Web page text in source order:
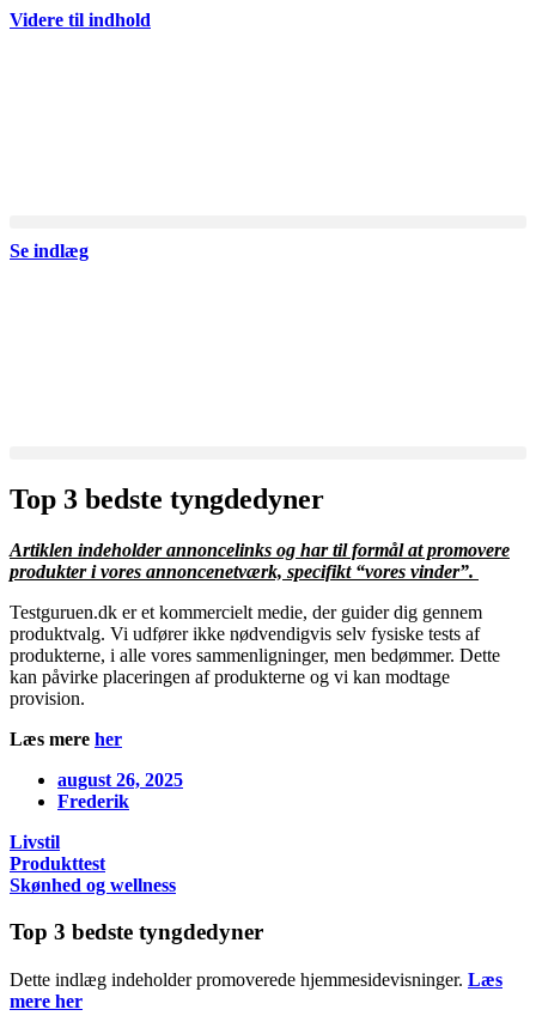
Videre til indhold
Se indlæg
Top 3 bedste tyngdedyner
Artiklen indeholder annoncelinks og har til formål at promovere
produkter i vores annoncenetværk, specifikt “vores vinder”.
⁦Testguruen.dk⁩ er et kommercielt medie, der guider dig gennem
produktvalg. Vi udfører ikke nødvendigvis selv fysiske tests af
produkterne, i alle vores sammenligninger, men bedømmer. Dette
kan påvirke placeringen af produkterne og vi kan modtage
provision.
Læs mere her
august 26, 2025
Frederik
Livstil
Produkttest
Skønhed og wellness
Top 3 bedste tyngdedyner
Dette indlæg indeholder promoverede hjemmesidevisninger. Læs
mere her